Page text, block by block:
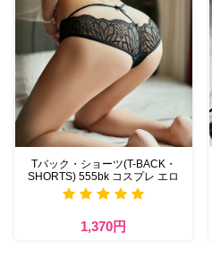
Tバック・ショーツ(T-BACK・
SHORTS) 555bk コスプレ エロ
1,370円